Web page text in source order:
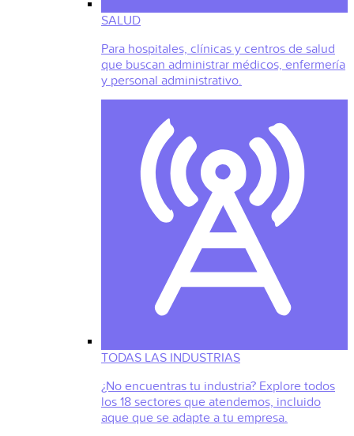
SALUD
Para hospitales, clínicas y centros de salud
que buscan administrar médicos, enfermería
y personal administrativo.
TODAS LAS INDUSTRIAS
¿No encuentras tu industria? Explore todos
los 18 sectores que atendemos, incluido
aque que se adapte a tu empresa.